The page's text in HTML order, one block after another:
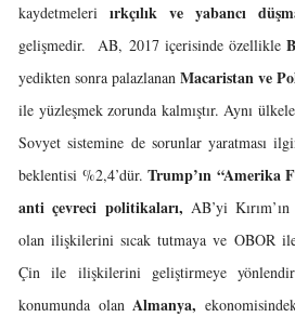
kaydetmeleri ırkçılık ve yabancı
gelişmedir. AB, 2017 içerisinde özellikle
yedikten sonra palazlanan Macaristan ve
ile yüzleşmek zorunda kalmıştır. Aynı
Sovyet sistemine de sorunlar yaratması
beklentisi %2,4’dür. Trump’ın “Amerika
anti çevreci politikaları, AB’yi
olan ilişkilerini sıcak tutmaya ve OBOR
Çin ile ilişkilerini geliştirmeye
konumunda olanAlmanya,